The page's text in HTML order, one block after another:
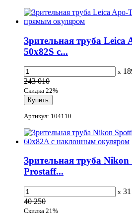
Зрительная труба Leica
50x82S с...
x
243 010
Скидка 22%
Артикул: 104110
Зрительная труба Nikon
Prostaff...
x
40 250
Скидка 21%